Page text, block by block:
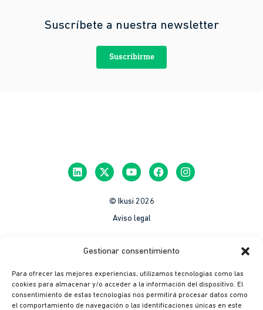
Gestionar consentimiento
Para ofrecer las mejores experiencias, utilizamos tecnologías como las
cookies para almacenar y/o acceder a la información del dispositivo. El
consentimiento de estas tecnologías nos permitirá procesar datos como
el comportamiento de navegación o las identificaciones únicas en este
Suscríbete a nuestra newsletter
Suscribirme
© Ikusi 2026
Aviso legal
Política de Privacidad
México